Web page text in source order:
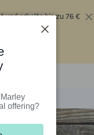
und erhalte bis zu 76 €
Boxen
offering?